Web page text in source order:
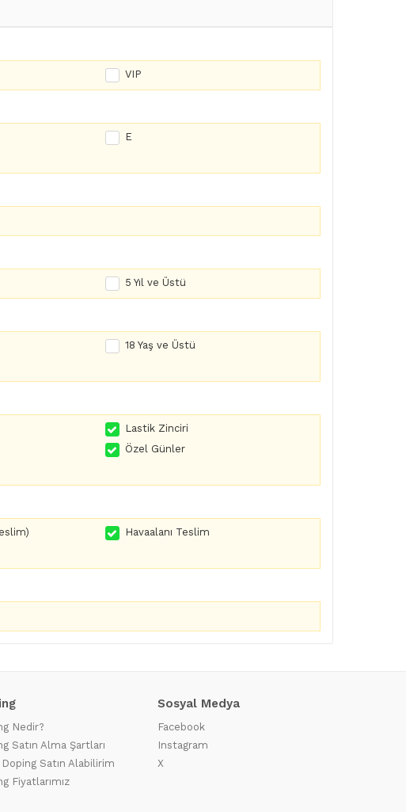
VIP
E
5 Yıl ve Üstü
18 Yaş ve Üstü
Lastik Zinciri
Özel Günler
Havaalanı Teslim
Nedir?
Satın Alma Şartları
Doping Satın Alabilirim
Fiyatlarımız
Sosyal Medya
Facebook
Instagram
X